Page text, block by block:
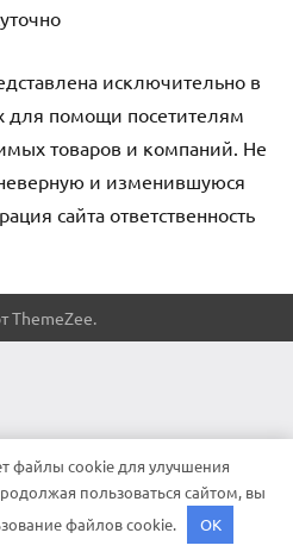
исключительно в
для помощи посетителям
товаров и компаний. Не
и изменившуюся
сайта ответственность
ThemeZee.
файлы cookie для улучшения
пользоваться сайтом, вы
файлов cookie.
OK